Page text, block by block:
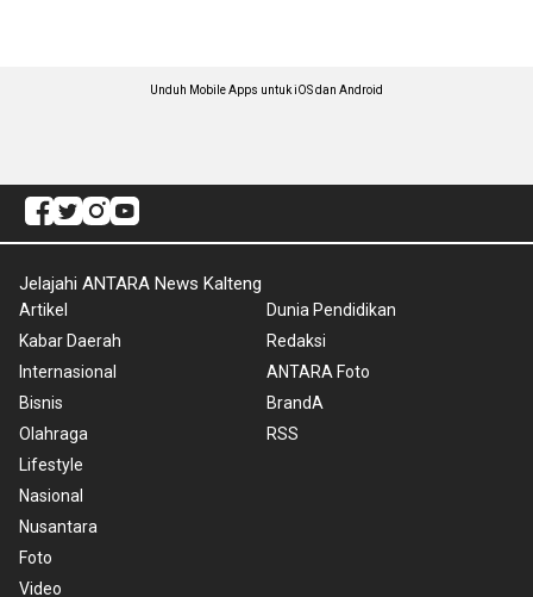
Unduh Mobile Apps untuk iOS dan Android
Jelajahi ANTARA News Kalteng
Artikel
Kabar Daerah
Internasional
Bisnis
Olahraga
Lifestyle
Nasional
Nusantara
Foto
Video
Dunia Pendidikan
Redaksi
ANTARA Foto
BrandA
RSS